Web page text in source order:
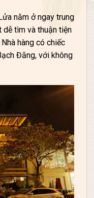
nằm ở ngay trung
dễ tìm và thuận tiện
hàng có chiếc
Đằng, với không